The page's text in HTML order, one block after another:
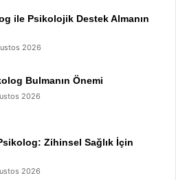
ile Psikolojik Destek Almanın
2026
Bulmanın Önemi
2026
Zihinsel Sağlık İçin
2026